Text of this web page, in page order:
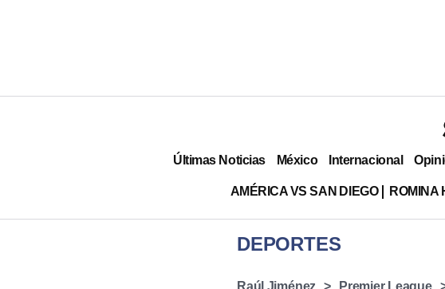
Últimas Noticias México Internacional
AMÉRICA VS SAN DIEGO ROMINA
DEPORTES
Raúl Jiménez Premier League